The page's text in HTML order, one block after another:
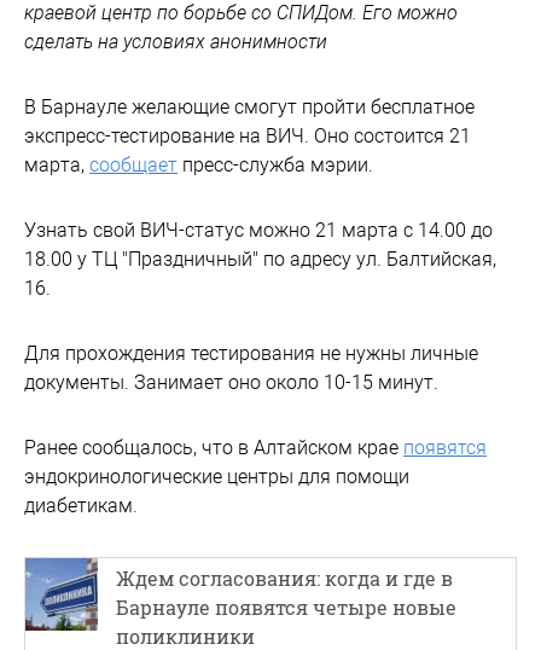
краевой центр по борьбе со СПИДом. Его можно
сделать на условиях анонимности
В Барнауле желающие смогут пройти бесплатное
экспресс-тестирование на ВИЧ. Оно состоится 21
марта, сообщает пресс-служба мэрии.
Узнать свой ВИЧ-статус можно 21 марта с 14.00 до
18.00 у ТЦ "Праздничный" по адресу ул. Балтийская,
16.
Для прохождения тестирования не нужны личные
документы. Занимает оно около 10-15 минут.
Ранее сообщалось, что в Алтайском крае появятся
эндокринологические центры для помощи
диабетикам.
Ждем согласования: когда и где в
Барнауле появятся четыре новые
поликлиники